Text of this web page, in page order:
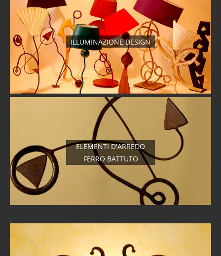
ILLUMINAZIONE DESIGN
ELEMENTI D'ARREDO
FERRO BATTUTO